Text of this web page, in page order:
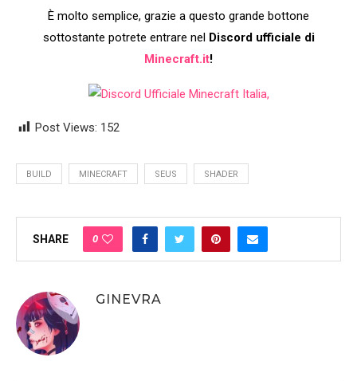
È molto semplice, grazie a questo grande bottone
sottostante potrete entrare nel Discord ufficiale di
Minecraft.it!
Post Views: 152
BUILD MINECRAFT SEUS SHADER
SHARE 0
GINEVRA